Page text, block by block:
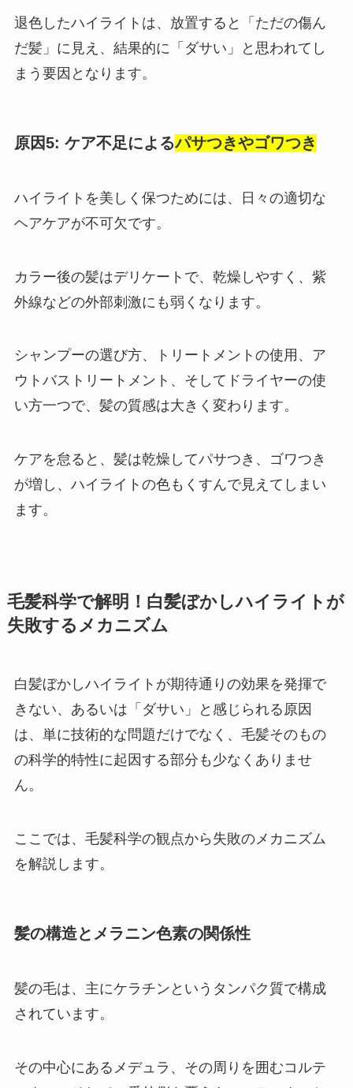
退色したハイライトは、放置すると「ただの傷ん
だ髪」に見え、結果的に「ダサい」と思われてし
まう要因となります。
原因5: ケア不足によるパサつきやゴワつき
ハイライトを美しく保つためには、日々の適切な
ヘアケアが不可欠です。
カラー後の髪はデリケートで、乾燥しやすく、紫
外線などの外部刺激にも弱くなります。
シャンプーの選び方、トリートメントの使用、ア
ウトバストリートメント、そしてドライヤーの使
い方一つで、髪の質感は大きく変わります。
ケアを怠ると、髪は乾燥してパサつき、ゴワつき
が増し、ハイライトの色もくすんで見えてしまい
ます。
毛髪科学で解明！白髪ぼかしハイライトが
失敗するメカニズム
白髪ぼかしハイライトが期待通りの効果を発揮で
きない、あるいは「ダサい」と感じられる原因
は、単に技術的な問題だけでなく、毛髪そのもの
の科学的特性に起因する部分も少なくありませ
ん。
ここでは、毛髪科学の観点から失敗のメカニズム
を解説します。
髪の構造とメラニン色素の関係性
髪の毛は、主にケラチンというタンパク質で構成
されています。
その中心にあるメデュラ、その周りを囲むコルテ